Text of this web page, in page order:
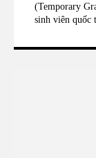
(Temporary
sinh viên quốc